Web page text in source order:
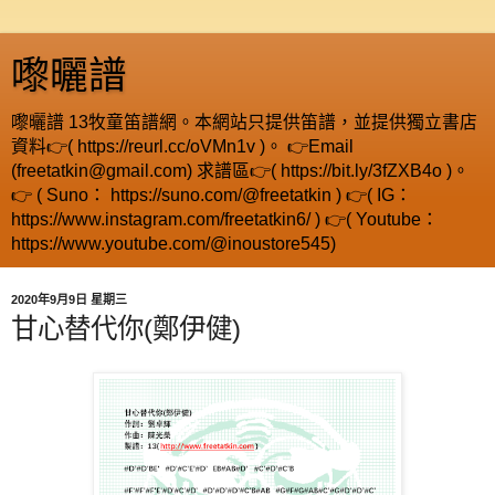
嚟曬譜
嚟曬譜 13牧童笛譜網。本網站只提供笛譜，並提供獨立書店
資料👉( https://reurl.cc/oVMn1v )。 👉Email
(freetatkin@gmail.com) 求譜區👉( https://bit.ly/3fZXB4o )。
👉 ( Suno： https://suno.com/@freetatkin ) 👉( IG：
https://www.instagram.com/freetatkin6/ ) 👉( Youtube：
https://www.youtube.com/@inoustore545)
2020年9月9日 星期三
甘心替代你(鄭伊健)